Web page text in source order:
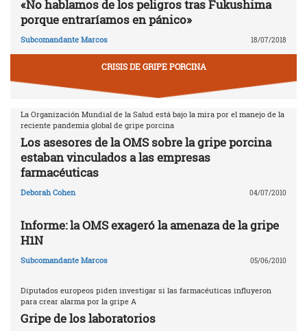
«No hablamos de los peligros tras Fukushima
porque entraríamos en pánico»
Subcomandante Marcos 18/07/2018
CRISIS DE GRIPE PORCINA
La Organización Mundial de la Salud está bajo la mira por el manejo de la
reciente pandemia global de gripe porcina
Los asesores de la OMS sobre la gripe porcina
estaban vinculados a las empresas
farmacéuticas
Deborah Cohen 04/07/2010
Informe: la OMS exageró la amenaza de la gripe
H1N
Subcomandante Marcos 05/06/2010
Diputados europeos piden investigar si las farmacéuticas influyeron
para crear alarma por la gripe A
Gripe de los laboratorios